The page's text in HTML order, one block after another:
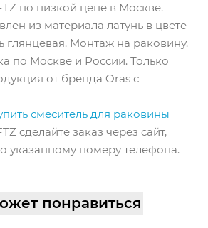
по низкой цене в Москве.
из материала латунь в цвете
глянцевая. Монтаж на раковину.
по Москве и России. Только
от бренда Oras с
смеситель для раковины
сделайте заказ через сайт,
указанному номеру телефона.
понравиться